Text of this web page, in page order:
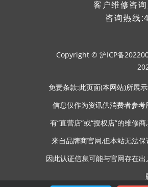
客户维修咨
咨询热线
Copyright © 沪ICP备
免责条款:此页面(本网站)所展
信息仅作为资讯供消费者参考
有“直营店”或“授权店”的维修
来自品牌商官网,但本站无法
因此认证信息可能与官网存在出